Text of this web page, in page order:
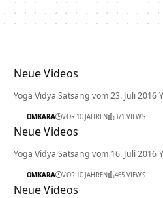
Neue Videos
Yoga Vidya Satsang vom 23. Juli 2016
OMKARA VOR 10 JAHREN 371 VIEWS
Neue Videos
Yoga Vidya Satsang vom 16. Juli 2016
OMKARA VOR 10 JAHREN 465 VIEWS
Neue Videos